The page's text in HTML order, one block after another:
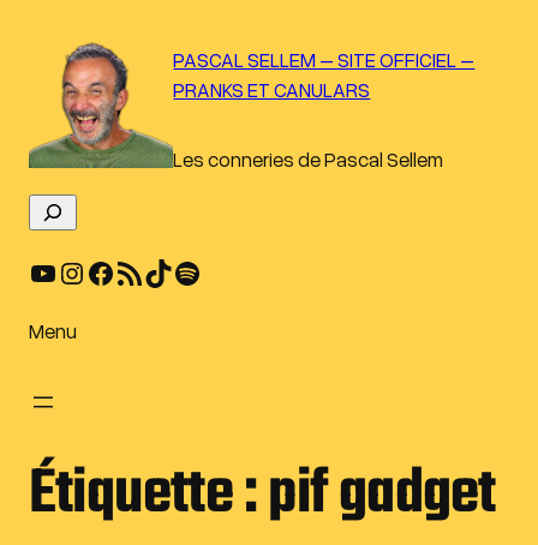
contenu
PASCAL SELLEM – SITE OFFICIEL –
PRANKS ET CANULARS
Les conneries de Pascal Sellem
e
c
e
YouTube Instagram Facebook Flux RSS TikTok Spotify
Menu
Étiquette :pif gadget